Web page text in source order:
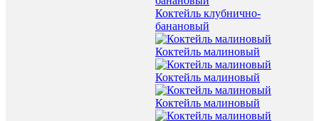
Коктейль клубнично-
банановый
Коктейль малиновый
Коктейль малиновый
Коктейль малиновый